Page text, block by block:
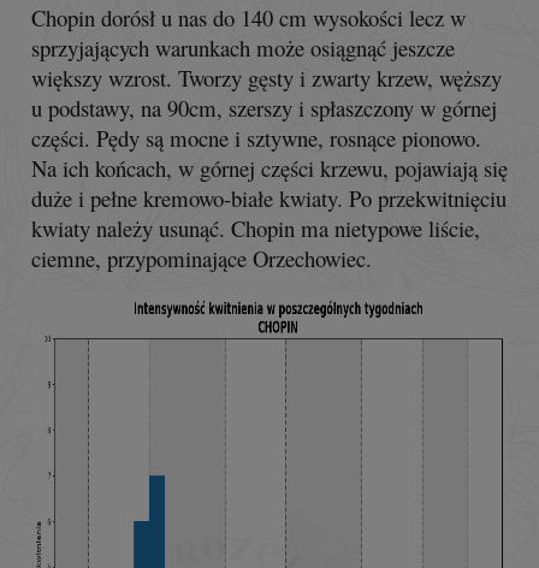
Chopin dorósł u nas do 140 cm wysokości lecz w
sprzyjających warunkach może osiągnąć jeszcze
większy wzrost. Tworzy gęsty i zwarty krzew, węższy
u podstawy, na 90cm, szerszy i spłaszczony w górnej
części. Pędy są mocne i sztywne, rosnące pionowo.
Na ich końcach, w górnej części krzewu, pojawiają się
duże i pełne kremowo-białe kwiaty. Po przekwitnięciu
kwiaty należy usunąć. Chopin ma nietypowe liście,
ciemne, przypominające Orzechowiec.